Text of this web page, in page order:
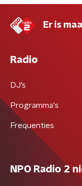
Er is
Radio
DJ’s
Programma's
Frequenties
NPO Radio 2